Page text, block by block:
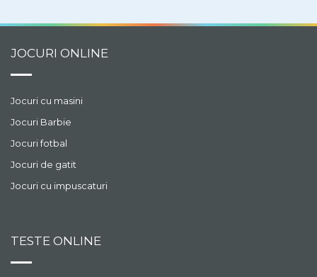
simple: Potriveste 2 carti
mare sau mai mica cu
JOCURI ONLINE
Jocuri cu masini
Jocuri Barbie
Jocuri fotbal
Jocuri de gatit
Jocuri cu impuscaturi
TESTE ONLINE